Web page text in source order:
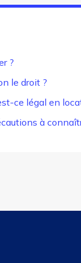
?
le droit ?
ce légal en
à